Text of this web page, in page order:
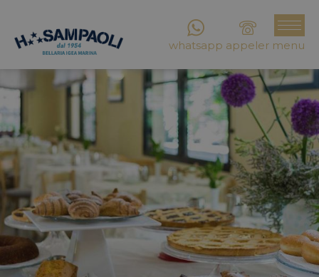
whatsapp appeler menu